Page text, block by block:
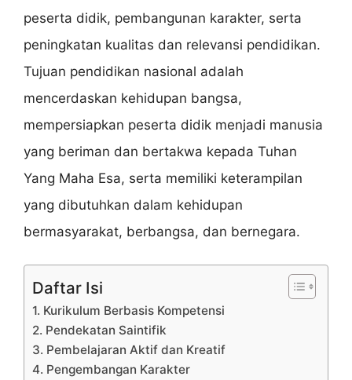
peserta didik, pembangunan karakter, serta
peningkatan kualitas dan relevansi pendidikan.
Tujuan pendidikan nasional adalah
mencerdaskan kehidupan bangsa,
mempersiapkan peserta didik menjadi manusia
yang beriman dan bertakwa kepada Tuhan
Yang Maha Esa, serta memiliki keterampilan
yang dibutuhkan dalam kehidupan
bermasyarakat, berbangsa, dan bernegara.
Daftar Isi
1. Kurikulum Berbasis Kompetensi
2. Pendekatan Saintifik
3. Pembelajaran Aktif dan Kreatif
4. Pengembangan Karakter